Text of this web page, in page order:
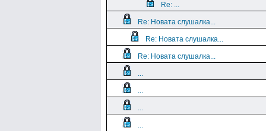
Re: ...
Re: Новата слушалка...
Re: Новата слушалка...
Re: Новата слушалка...
...
...
...
...